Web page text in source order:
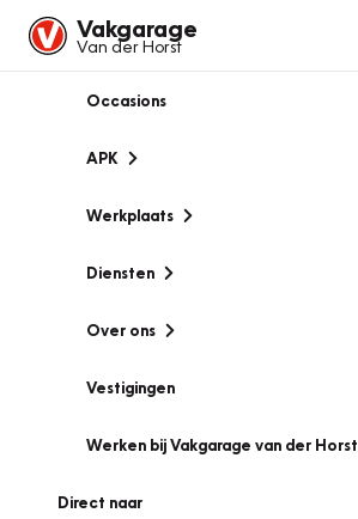
Vakgarage
Van der Horst
Occasions
APK
Werkplaats
Diensten
Over ons
Vestigingen
Werken bij Vakgarage van der Horst
Direct naar